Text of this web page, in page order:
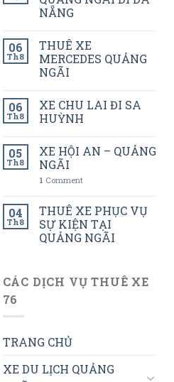
NẴNG
06
Th8
THUÊ XE
MERCEDES QUẢNG
NGÃI
06
Th8
XE CHU LAI ĐI SA
HUỲNH
05
Th8
XE HỘI AN – QUẢNG
NGÃI
1 Comment
04
Th8
THUÊ XE PHỤC VỤ
SỰ KIỆN TẠI
QUẢNG NGÃI
CÁC DỊCH VỤ THUÊ XE
76
TRANG CHỦ
XE DU LỊCH QUẢNG